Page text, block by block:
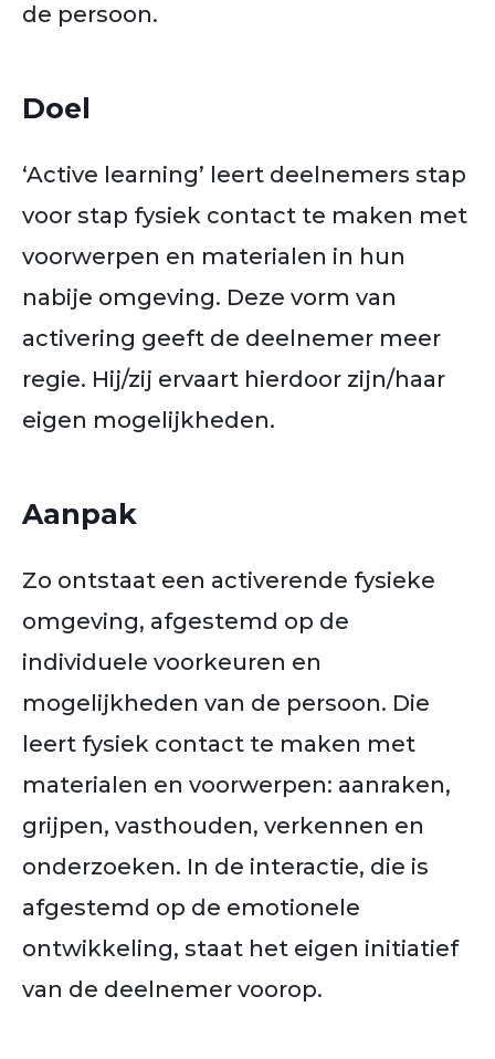
de persoon.
Doel
‘Active learning’ leert deelnemers stap
voor stap fysiek contact te maken met
voorwerpen en materialen in hun
nabije omgeving. Deze vorm van
activering geeft de deelnemer meer
regie. Hij/zij ervaart hierdoor zijn/haar
eigen mogelijkheden.
Aanpak
Zo ontstaat een activerende fysieke
omgeving, afgestemd op de
individuele voorkeuren en
mogelijkheden van de persoon. Die
leert fysiek contact te maken met
materialen en voorwerpen: aanraken,
grijpen, vasthouden, verkennen en
onderzoeken. In de interactie, die is
afgestemd op de emotionele
ontwikkeling, staat het eigen initiatief
van de deelnemer voorop.